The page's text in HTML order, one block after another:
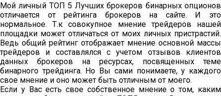
Мой личный ТОП 5 Лучших брокеров бинарных опционов
отличается от рейтинга брокеров на сайте. И это
нормальное. Т.к совокупное мнение трейдеров нашей
площадки может отличаться от моих личных пристрастий.
Ведь общий рейтинг отображает мнение основной массы
трейдеров и составлялся с учетом отзывов клиентов
данных брокеров на ресурсах, посвященных теме
бинарного трейдинга. Но Вы сами понимаете, у каждого
свое мнение и оно может быть отличным от моего.
Если у Вас есть свое собственное мнение о том, каким